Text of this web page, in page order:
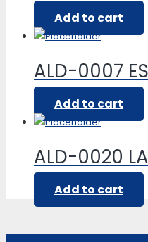
Add to cart
ALD-0007
Add to cart
ALD-0020
Add to cart